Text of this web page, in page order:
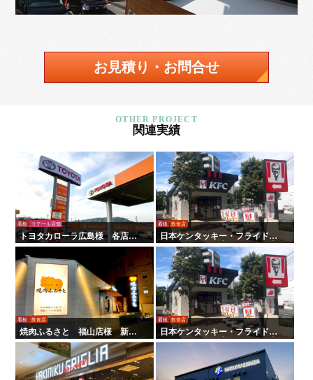
お見積り・お問合せ
関連実績
看板 リテール店舗
トヨタカローラ広島様 各店舗
サイン工事
看板 飲食店
日本ケンタッキー・フライド・
チキン様 全国店舗サイン工事 |
タテイシ広美社
看板 飲食店
焼肉ふるさと 福山店様 新装
サイン工事
看板 飲食店
日本ケンタッキー・フライド・
チキン様 全国店舗サイン工事